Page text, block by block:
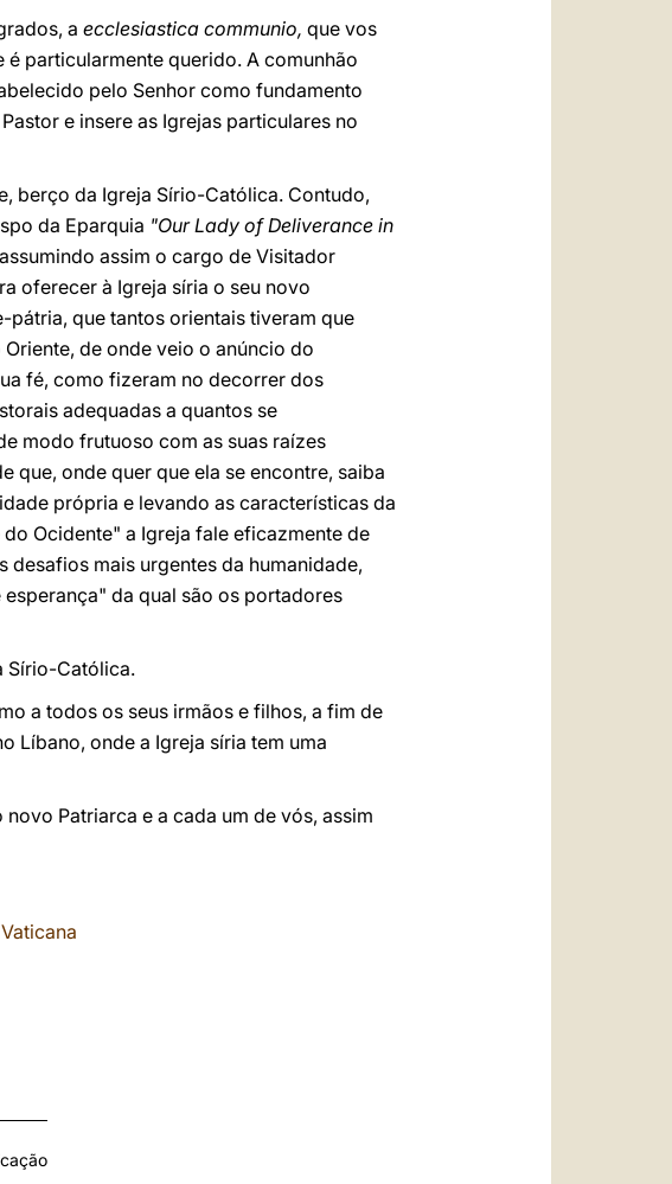
a ecclesiastica communio, que vos
particularmente querido. A comunhão
pelo Senhor como fundamento
e insere as Igrejas particulares no
berço da Igreja Sírio-Católica. Contudo,
da Eparquia "Our Lady of Deliverance in
assim o cargo de Visitador
oferecer à Igreja síria o seu novo
pátria, que tantos orientais tiveram que
de onde veio o anúncio do
fé, como fizeram no decorrer dos
adequadas a quantos se
modo frutuoso com as suas raízes
que, onde quer que ela se encontre, saiba
própria e levando as características da
Ocidente" a Igreja fale eficazmente de
mais urgentes da humanidade,
da qual são os portadores
Sírio-Católica.
a todos os seus irmãos e filhos, a fim de
Líbano, onde a Igreja síria tem uma
Patriarca e a cada um de vós, assim